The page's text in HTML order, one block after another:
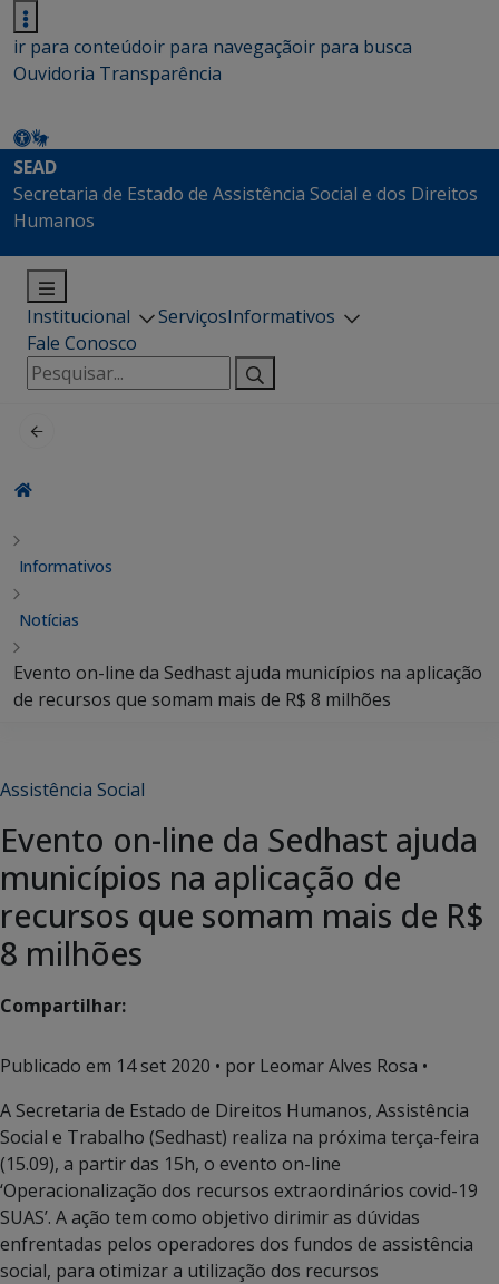
ir para conteúdoir para navegaçãoir para busca
Ouvidoria Transparência
SEAD
Secretaria de Estado de Assistência Social e dos Direitos
Humanos
Institucional ServiçosInformativos
Fale Conosco
Pesquisar
por:
Informativos
Notícias
Evento on-line da Sedhast ajuda municípios na aplicação
de recursos que somam mais de R$ 8 milhões
Assistência Social
Evento on-line da Sedhast ajuda
municípios na aplicação de
recursos que somam mais de R$
8 milhões
Compartilhar:
Publicado em 14 set 2020 • por Leomar Alves Rosa •
A Secretaria de Estado de Direitos Humanos, Assistência
Social e Trabalho (Sedhast) realiza na próxima terça-feira
(15.09), a partir das 15h, o evento on-line
‘Operacionalização dos recursos extraordinários covid-19
SUAS’. A ação tem como objetivo dirimir as dúvidas
enfrentadas pelos operadores dos fundos de assistência
social, para otimizar a utilização dos recursos